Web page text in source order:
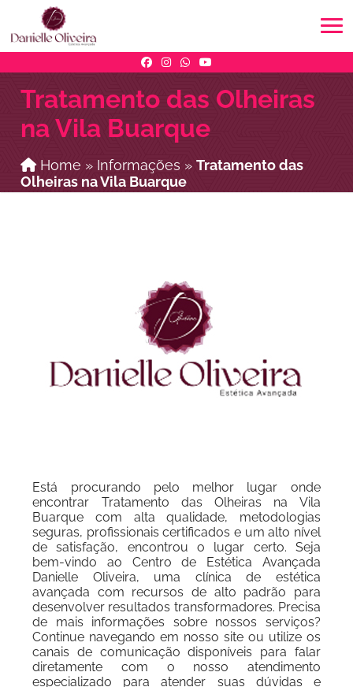
Tratamento das Olheiras
na Vila Buarque
Home » Informações »Tratamento das
Olheiras na Vila Buarque
Está procurando pelo melhor lugar onde
encontrar Tratamento das Olheiras na Vila
Buarque com alta qualidade, metodologias
seguras, profissionais certificados e um alto nível
de satisfação, encontrou o lugar certo. Seja
bem-vindo ao Centro de Estética Avançada
Danielle Oliveira, uma clínica de estética
avançada com recursos de alto padrão para
desenvolver resultados transformadores. Precisa
de mais informações sobre nossos serviços?
Continue navegando em nosso site ou utilize os
canais de comunicação disponíveis para falar
diretamente com o nosso atendimento
especializado para atender suas dúvidas e